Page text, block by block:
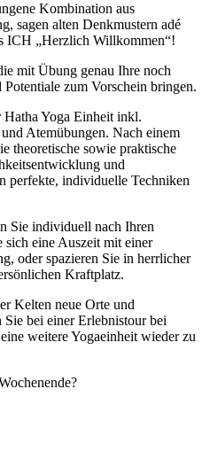
Kombination aus
sagen alten Denkmustern adé
ICH „Herzlich Willkommen“!
mit Übung genau Ihre noch
zum Vorschein bringen.
Hatha Yoga Einheit inkl.
Atemübungen. Nach einem
theoretische sowie praktische
und
perfekte, individuelle Techniken
Sie individuell nach Ihren
sich eine Auszeit mit einer
oder spazieren Sie in herrlicher
Kraftplatz.
Kelten neue Orte und
Sie bei einer Erlebnistour bei
weitere Yogaeinheit wieder zu